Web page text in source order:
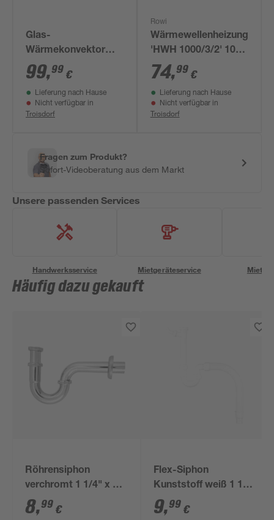
Glas-
Wärmekonvektor
'Dallas' mit Wifi weiß
2000 W
99,99 €
Lieferung nach Hause
Nicht verfügbar in
Troisdorf
Rowi
Wärmewellenheizung
'HWH 1000/3/2' 1000
W
74,99€
Lieferung nach Hause
Nicht verfügbar in
Troisdorf
Fragen zum Produkt?
Sofort-Videoberatung aus dem Markt
Unsere passenden Services
Handwerksservice Mietgeräteservice
Häufig dazu gekauft
Röhrensiphon
verchromt 1 1/4" x 32
mm
8,99 €
Flex-Siphon
Kunststoff weiß 1 1/2'
x 40/50 mm
9,99 €